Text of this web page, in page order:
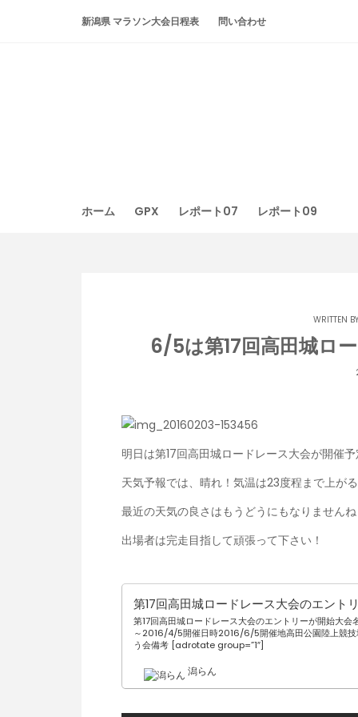
新潟県 マラソン大会日程表 問い合わせ
ホーム GPX レポート07 レポート09
WRITTEN
6/5は第17回高田城ロ
明日は第17回高田城ロードレース大会が開催
天気予報では、晴れ！気温は23度程まで上が
最近の天気の良さはもうどうにもなりません
出場者は完走目指して頑張って下さい！
第17回高田城ロードレース大会のエント
第17回高田城ロードレース大会のエントリーが開始大
～2016/4/5開催日時2016/6/5開催地高田公園陸上競
う会備考 [adrotate group=”1″]
潟らん